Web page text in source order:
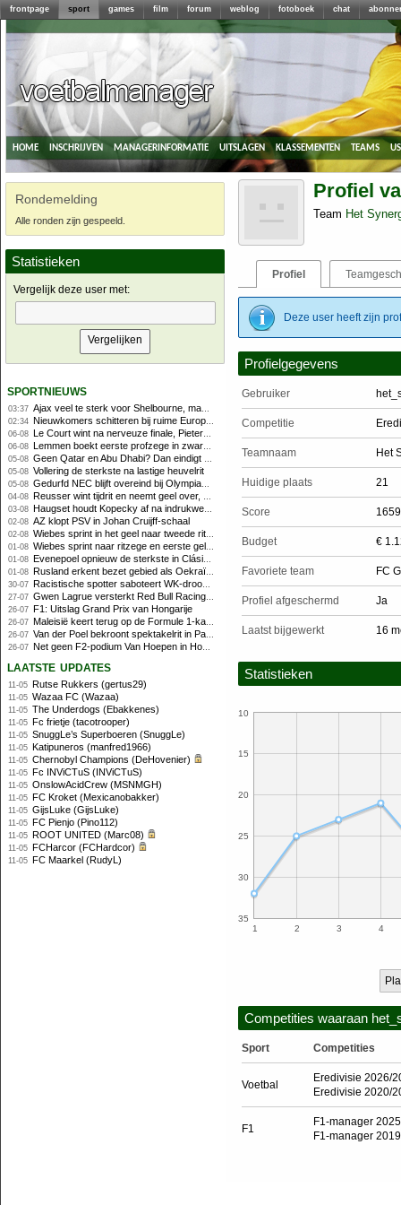
frontpage sport games film forum weblog fotoboek chat
home inschrijven managerinformatie uitslagen klassementen teams
Rondemelding
Alle ronden zijn gespeeld.
Statistieken
Vergelijk deze user met:
sportnieuws
03:37 Ajax veel te sterk voor Shelbourne, maar houdt schade beperkt
02:34 Nieuwkomers schitteren bij ruime Europese zege FC Twente
06-08 Le Court wint na nerveuze finale, Pieterse derde
06-08 Lemmen boekt eerste profzege in zware Ronde van Polen-rit
05-08 Geen Qatar en Abu Dhabi? Dan eindigt Formule 1-seizoen mogelijk in Europa
05-08 Vollering de sterkste na lastige heuvelrit
05-08 Gedurfd NEC blijft overeind bij Olympiakos
04-08 Reusser wint tijdrit en neemt geel over, Nooijen knap tweede
03-08 Haugset houdt Kopecky af na indrukwekkende solo van 86 kilometer
02-08 AZ klopt PSV in Johan Cruijff-schaal
02-08 Wiebes sprint in het geel naar tweede ritzege
01-08 Wiebes sprint naar ritzege en eerste gele trui in Tour Femmes
01-08 Evenepoel opnieuw de sterkste in Clásica San Sebastián
01-08 Rusland erkent bezet gebied als Oekraïens voor opheffing IOC-schorsing
30-07 Racistische spotter saboteert WK-droom van powerliftster
27-07 Gwen Lagrue versterkt Red Bull Racing vanaf 2027
26-07 F1: Uitslag Grand Prix van Hongarije
26-07 Maleisië keert terug op de Formule 1-kalender in 2026
26-07 Van der Poel bekroont spektakelrit in Parijs met nipte zege; eindzege Pogacar
26-07 Net geen F2-podium Van Hoepen in Hongarije, Leon maakt indruk
laatste updates
11-05 Rutse Rukkers (gertus29)
11-05 Wazaa FC (Wazaa)
11-05 The Underdogs (Ebakkenes)
11-05 Fc frietje (tacotrooper)
11-05 SnuggLe’s Superboeren (SnuggLe)
11-05 Katipuneros (manfred1966)
11-05 Chernobyl Champions (DeHovenier)
11-05 Fc INViCTuS (INViCTuS)
11-05 OnslowAcidCrew (MSNMGH)
11-05 FC Kroket (Mexicanobakker)
11-05 GijsLuke (GijsLuke)
11-05 FC Pienjo (Pino112)
11-05 ROOT UNITED (Marc08)
11-05 FCHarcor (FCHardcor)
11-05 FC Maarkel (RudyL)
Profiel
Team Het
Profiel
Deze user heeft zijn
Profielgegevens
Gebruiker
Competitie
Teamnaam Het
Huidige plaats 21
Score 1659
Budget €
Favoriete team FC
Profiel afgeschermd Ja
Laatst bijgewerkt 16
Statistieken
1 2 3 4
10
15
20
25
30
35
Competities waaraan
Sport Competities
Voetbal
Eredivisie 2026/
Eredivisie 2020/
F1
F1-manager 2025
F1-manager 2019